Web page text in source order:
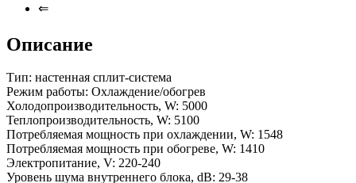
⇐
Описание
Тип: настенная сплит-система
Режим работы: Охлаждение/обогрев
Холодопроизводительность, W: 5000
Теплопроизводительность, W: 5100
Потребляемая мощность при охлаждении, W: 1548
Потребляемая мощность при обогреве, W: 1410
Электропитание, V: 220-240
Уровень шума внутреннего блока, dB: 29-38